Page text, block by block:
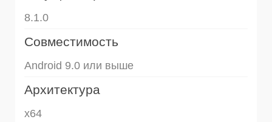
8.1.0
Совместимость
Android 9.0 или выше
Архитектура
x64